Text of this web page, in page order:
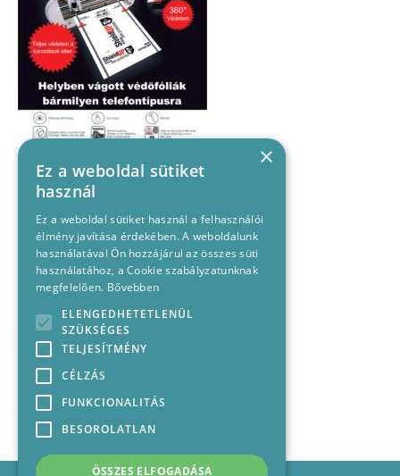
×
Ez a weboldal sütiket
használ
Ez a weboldal sütiket használ a felhasználói
élmény javítása érdekében. A weboldalunk
használatával Ön hozzájárul az összes süti
használatához, a Cookie szabályzatunknak
megfelelően. Bővebben
ELENGEDHETETLENÜL
SZÜKSÉGES
TELJESÍTMÉNY
CÉLZÁS
FUNKCIONALITÁS
BESOROLATLAN
ÖSSZES ELFOGADÁSA